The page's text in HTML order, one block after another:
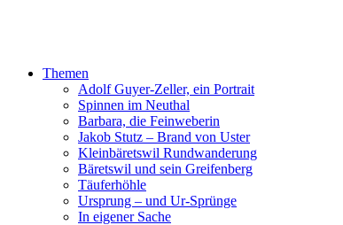
Themen
Adolf Guyer-Zeller, ein Portrait
Spinnen im Neuthal
Barbara, die Feinweberin
Jakob Stutz – Brand von Uster
Kleinbäretswil Rundwanderung
Bäretswil und sein Greifenberg
Täuferhöhle
Ursprung – und Ur-Sprünge
In eigener Sache